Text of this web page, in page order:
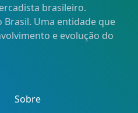
brasileiro.
Brasil. Uma entidade que
e evolução do
Sobre